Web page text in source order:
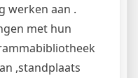
werken aan .
met hun
,standplaats